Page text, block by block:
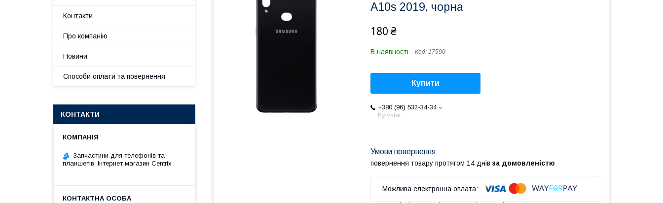
A10s 2019, чорна
180 ₴
В наявності Код: 17590
Купити
+380 (96) 532-34-34
Kyivstar
повернення товару протягом 14 днів за домовленістю
Контакти
Про компанію
Новини
Способи оплати та повернення
КОНТАКТИ
Запчастини для телефонів та
планшетів. Інтернет магазин Centrix